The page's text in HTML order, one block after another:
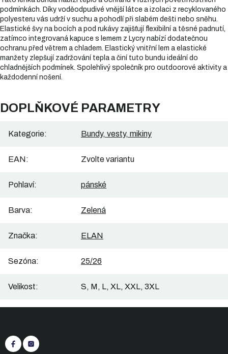
podmínkách. Díky voděodpudivé vnější látce a izolaci z recyklovaného
polyesteru vás udrží v suchu a pohodlí při slabém dešti nebo sněhu.
Elastické švy na bocích a pod rukávy zajišťují flexibilní a těsné padnutí,
zatímco integrovaná kapuce s lemem z Lycry nabízí dodatečnou
ochranu před větrem a chladem. Elastický vnitřní lem a elastické
manžety zlepšují zadržování tepla a činí tuto bundu ideální do
chladnějších podmínek. Spolehlivý společník pro outdoorové aktivity a
každodenní nošení.
DOPLŇKOVÉ PARAMETRY
Kategorie: Bundy, vesty, mikiny
EAN: Zvolte variantu
Pohlaví: pánské
Barva: Zelená
Značka: ELAN
Sezóna: 25/26
Velikost: S, M, L, XL, XXL, 3XL
a